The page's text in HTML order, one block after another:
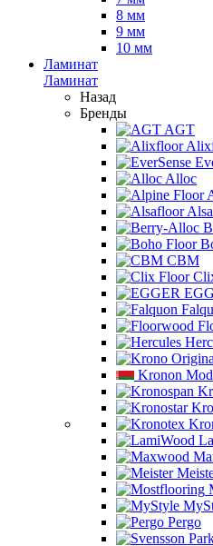
8 мм
9 мм
10 мм
Ламинат
Ламинат
Назад
Бренды
AGT
Alloc
CBM
Kronon
Pergo